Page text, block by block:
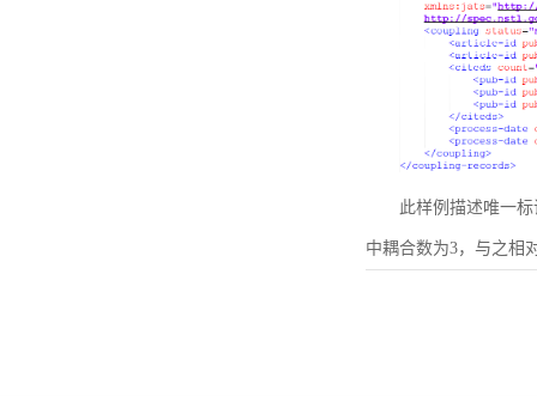
此样例描述唯一标
中耦合数为3，与之相